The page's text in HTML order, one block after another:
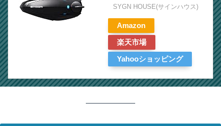
SYGN HOUSE(サインハウス)
Amazon
楽天市場
Yahooショッピング